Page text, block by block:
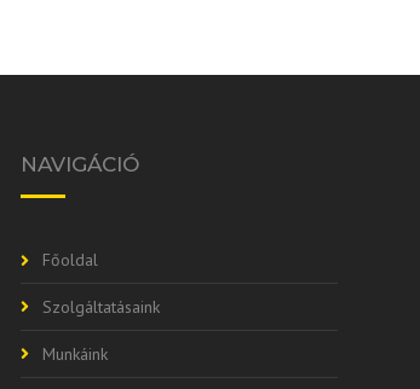
NAVIGÁCIÓ
Főoldal
Szolgáltatásaink
Munkáink